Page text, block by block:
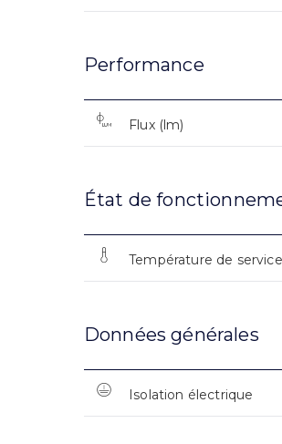
Performance
Flux (lm)
État de
Température de service
Données générales
Isolation électrique